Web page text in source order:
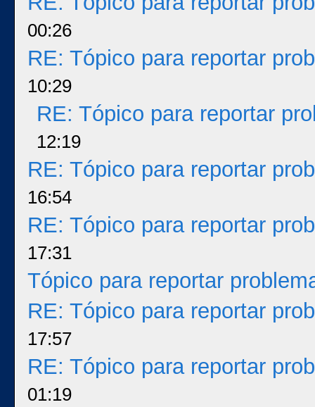
00:26
RE: Tópico para reportar
10:29
RE: Tópico para reportar
12:19
RE: Tópico para reportar
16:54
RE: Tópico para reportar
17:31
Tópico para reportar
RE: Tópico para reportar
17:57
RE: Tópico para reportar
01:19